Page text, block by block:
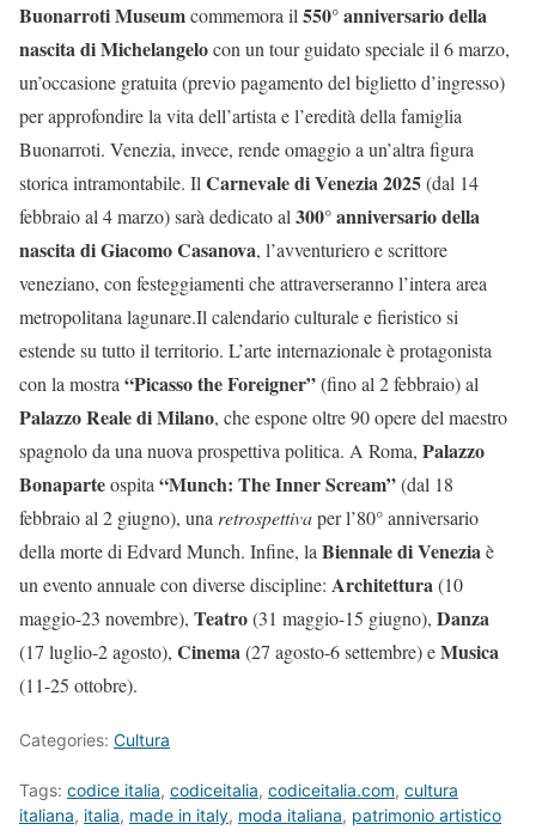
Buonarroti Museumcommemora il550° anniversario della
nascita di Michelangelocon un tour guidato speciale il 6 marzo,
un’occasione gratuita (previo pagamento del biglietto d’ingresso)
per approfondire la vita dell’artista e l’eredità della famiglia
Buonarroti. Venezia, invece, rende omaggio a un’altra figura
storica intramontabile. IlCarnevale di Venezia 2025(dal 14
febbraio al 4 marzo) sarà dedicato al300° anniversario della
nascita di Giacomo Casanova, l’avventuriero e scrittore
veneziano, con festeggiamenti che attraverseranno l’intera area
metropolitana lagunare.Il calendario culturale e fieristico si
estende su tutto il territorio. L’arte internazionale è protagonista
con la mostra“Picasso the Foreigner”(fino al 2 febbraio) al
Palazzo Reale di Milano, che espone oltre 90 opere del maestro
spagnolo da una nuova prospettiva politica. A Roma, Palazzo
Bonaparteospita“Munch: The Inner Scream”(dal 18
febbraio al 2 giugno), unaretrospettivaper l’80° anniversario
della morte di Edvard Munch. Infine, laBiennale di Veneziaè
un evento annuale con diverse discipline: Architettura(10
maggio-23 novembre), Teatro(31 maggio-15 giugno), Danza
(17 luglio-2 agosto), Cinema(27 agosto-6 settembre) eMusica
(11-25 ottobre).
Categories: Cultura
Tags: codice italia, codiceitalia, codiceitalia.com, cultura
italiana, italia, made in italy, moda italiana, patrimonio artistico